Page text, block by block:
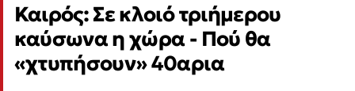
Καιρός: Σε κλοιό τριήμερου
καύσωνα η χώρα - Πού θα
«χτυπήσουν» 40αρια